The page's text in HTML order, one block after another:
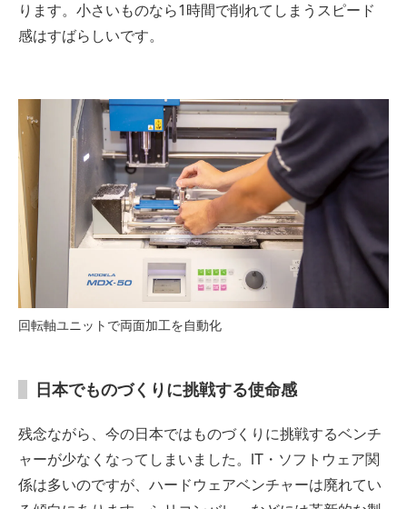
ります。小さいものなら1時間で削れてしまうスピード
感はすばらしいです。
回転軸ユニットで両面加工を自動化
日本でものづくりに挑戦する使命感
残念ながら、今の日本ではものづくりに挑戦するベンチ
ャーが少なくなってしまいました。IT・ソフトウェア関
係は多いのですが、ハードウェアベンチャーは廃れてい